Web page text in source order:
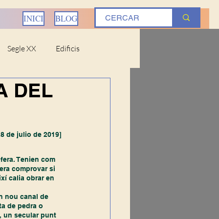
INICI BLOG
Segle XX Edificis
Ciències
DEL
de julio de 2019]
Tenien com
comprovar si
calia obrar en
de pedra o
un secular punt